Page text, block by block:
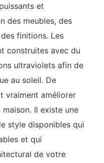
et
des meubles, des
finitions. Les
construites avec du
ultraviolets afin de
au soleil. De
vraiment améliorer
Il existe une
style disponibles qui
et qui
de votre